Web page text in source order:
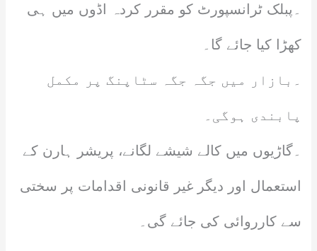
۔پبلک ٹرانسپورٹ کو مقرر کردہ اڈوں میں ہی
کھڑا کیا جائے گا۔
۔بازار میں جگہ جگہ سٹاپنگ پر مکمل
پابندی ہوگی۔
۔گاڑیوں میں کالے شیشے لگانے، پریشر ہارن کے
استعمال اور دیگر غیر قانونی اقدامات پر سختی
سے کارروائی کی جائے گی۔